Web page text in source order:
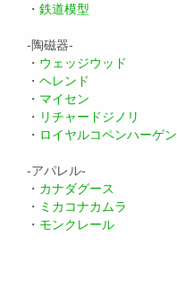
・ 鉄道模型
-陶磁器-
・ ウェッジウッド
・ ヘレンド
・ マイセン
・ リチャードジノリ
・ ロイヤルコペンハーゲン
-アパレル-
・ カナダグース
・ ミカコナカムラ
・ モンクレール